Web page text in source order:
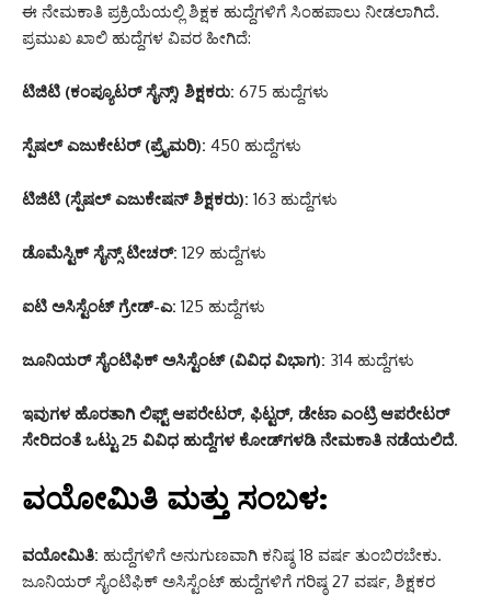
ಈ ನೇಮಕಾತಿ ಪ್ರಕ್ರಿಯೆಯಲ್ಲಿ ಶಿಕ್ಷಕ ಹುದ್ದೆಗಳಿಗೆ ಸಿಂಹಪಾಲು ನೀಡಲಾಗಿದೆ.
ಪ್ರಮುಖ ಖಾಲಿ ಹುದ್ದೆಗಳ ವಿವರ ಹೀಗಿದೆ:
ಟಿಜಿಟಿ (ಕಂಪ್ಯೂಟರ್ ಸೈನ್ಸ್) ಶಿಕ್ಷಕರು: 675 ಹುದ್ದೆಗಳು
ಸ್ಪೆಷಲ್ ಎಜುಕೇಟರ್ (ಪ್ರೈಮರಿ): 450 ಹುದ್ದೆಗಳು
ಟಿಜಿಟಿ (ಸ್ಪೆಷಲ್ ಎಜುಕೇಷನ್ ಶಿಕ್ಷಕರು): 163 ಹುದ್ದೆಗಳು
ಡೊಮೆಸ್ಟಿಕ್ ಸೈನ್ಸ್ ಟೀಚರ್: 129 ಹುದ್ದೆಗಳು
ಐಟಿ ಅಸಿಸ್ಟೆಂಟ್ ಗ್ರೇಡ್-ಎ: 125 ಹುದ್ದೆಗಳು
ಜೂನಿಯರ್ ಸೈಂಟಿಫಿಕ್ ಅಸಿಸ್ಟೆಂಟ್ (ವಿವಿಧ ವಿಭಾಗ): 314 ಹುದ್ದೆಗಳು
ಇವುಗಳ ಹೊರತಾಗಿ ಲಿಫ್ಟ್ ಆಪರೇಟರ್, ಫಿಟ್ಟರ್, ಡೇಟಾ ಎಂಟ್ರಿ ಆಪರೇಟರ್
ಸೇರಿದಂತೆ ಒಟ್ಟು 25 ವಿವಿಧ ಹುದ್ದೆಗಳ ಕೋಡ್‌ಗಳಡಿ ನೇಮಕಾತಿ ನಡೆಯಲಿದೆ.
ವಯೋಮಿತಿ ಮತ್ತು ಸಂಬಳ:
ವಯೋಮಿತಿ: ಹುದ್ದೆಗಳಿಗೆ ಅನುಗುಣವಾಗಿ ಕನಿಷ್ಠ 18 ವರ್ಷ ತುಂಬಿರಬೇಕು.
ಜೂನಿಯರ್ ಸೈಂಟಿಫಿಕ್ ಅಸಿಸ್ಟೆಂಟ್ ಹುದ್ದೆಗಳಿಗೆ ಗರಿಷ್ಠ 27 ವರ್ಷ, ಶಿಕ್ಷಕರ